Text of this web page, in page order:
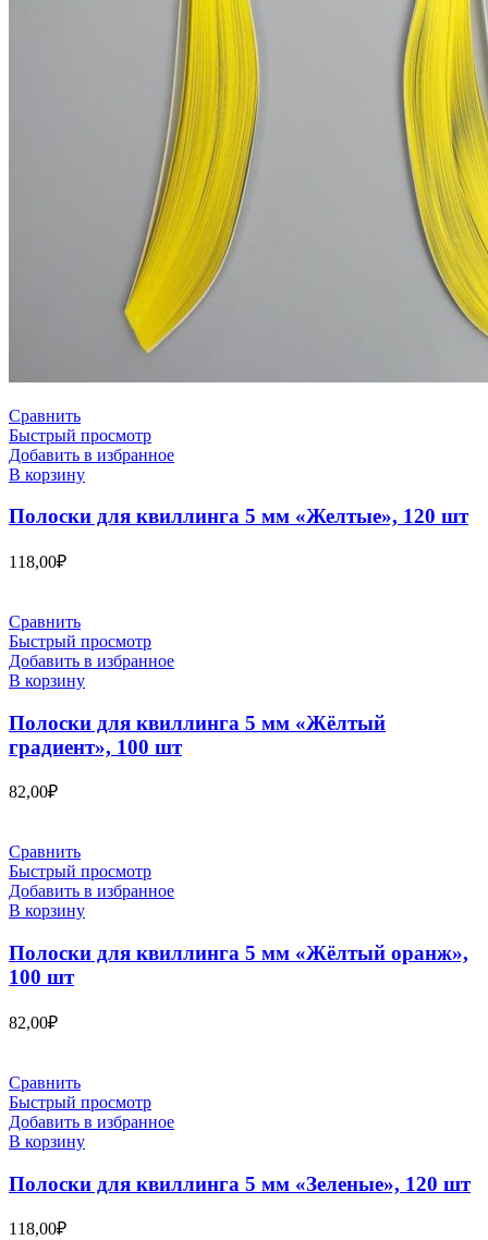
Сравнить
Быстрый просмотр
Добавить в избранное
В корзину
Полоски для квиллинга 5 мм «Желтые», 120 шт
118,00₽
Сравнить
Быстрый просмотр
Добавить в избранное
В корзину
Полоски для квиллинга 5 мм «Жёлтый
градиент», 100 шт
82,00₽
Сравнить
Быстрый просмотр
Добавить в избранное
В корзину
Полоски для квиллинга 5 мм «Жёлтый оранж»,
100 шт
82,00₽
Сравнить
Быстрый просмотр
Добавить в избранное
В корзину
Полоски для квиллинга 5 мм «Зеленые», 120 шт
118,00₽